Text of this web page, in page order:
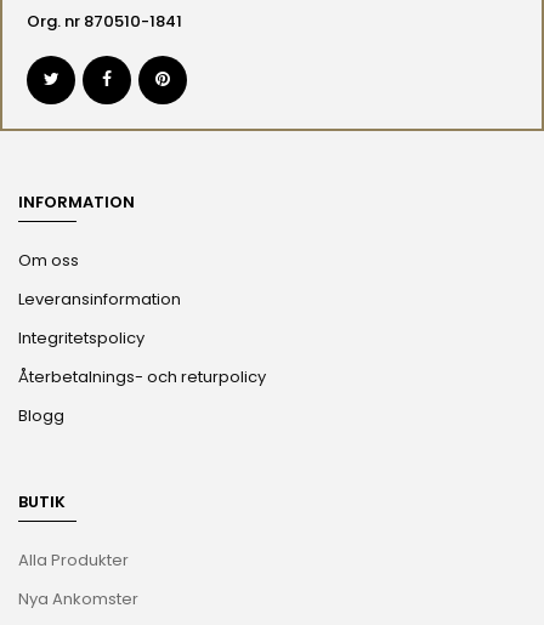
Org. nr 870510-1841
INFORMATION
Om oss
Leveransinformation
Integritetspolicy
Återbetalnings- och returpolicy
Blogg
BUTIK
Alla Produkter
Nya Ankomster